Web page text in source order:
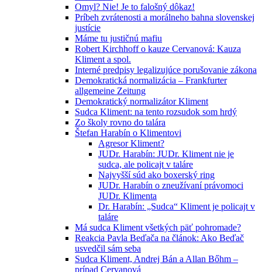
Omyl? Nie! Je to falošný dôkaz!
Príbeh zvrátenosti a morálneho bahna slovenskej
justície
Máme tu justičnú mafiu
Robert Kirchhoff o kauze Cervanová: Kauza
Kliment a spol.
Interné predpisy legalizujúce porušovanie zákona
Demokratická normalizácia – Frankfurter
allgemeine Zeitung
Demokratický normalizátor Kliment
Sudca Kliment: na tento rozsudok som hrdý
Zo školy rovno do talára
Štefan Harabín o Klimentovi
Agresor Kliment?
JUDr. Harabín: JUDr. Kliment nie je
sudca, ale policajt v taláre
Najvyšší súd ako boxerský ring
JUDr. Harabín o zneužívaní právomoci
JUDr. Klimenta
Dr. Harabín: „Sudca“ Kliment je policajt v
taláre
Má sudca Kliment všetkých päť pohromade?
Reakcia Pavla Beďača na článok: Ako Beďač
usvedčil sám seba
Sudca Kliment, Andrej Bán a Allan Bőhm –
prípad Cervanová